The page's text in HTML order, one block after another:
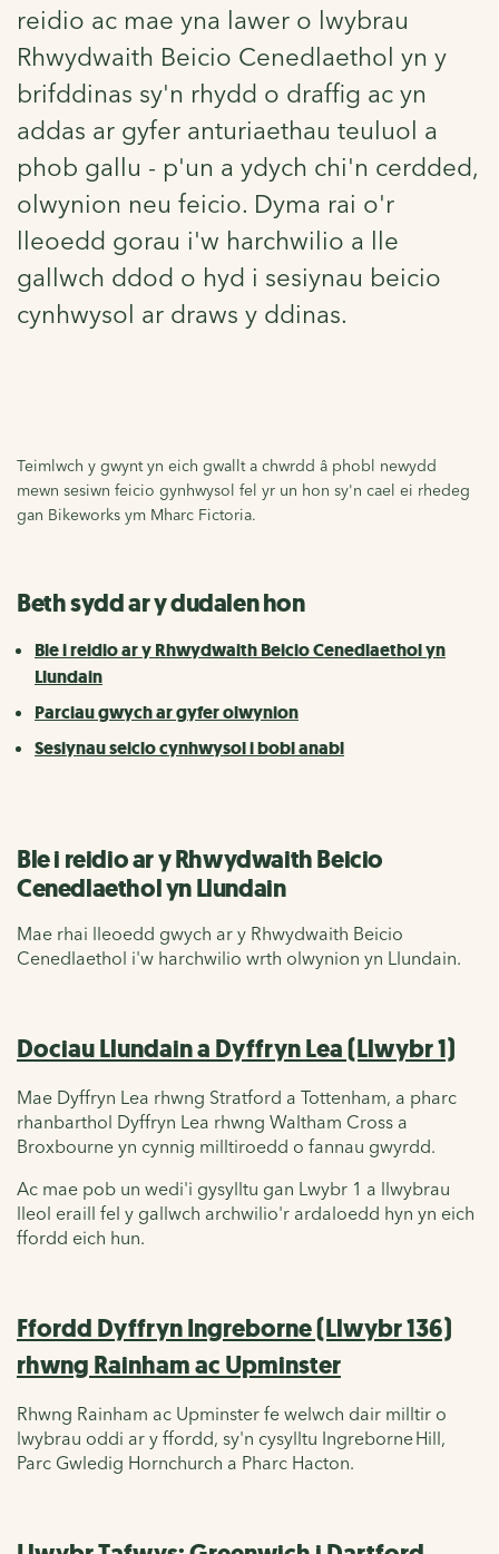
reidio ac mae yna lawer o lwybrau
Rhwydwaith Beicio Cenedlaethol yn y
brifddinas sy'n rhydd o draffig ac yn
addas ar gyfer anturiaethau teuluol a
phob gallu - p'un a ydych chi'n cerdded,
olwynion neu feicio. Dyma rai o'r
lleoedd gorau i'w harchwilio a lle
gallwch ddod o hyd i sesiynau beicio
cynhwysol ar draws y ddinas.
Teimlwch y gwynt yn eich gwallt a chwrdd â phobl newydd
mewn sesiwn feicio gynhwysol fel yr un hon sy'n cael ei rhedeg
gan Bikeworks ym Mharc Fictoria.
Beth sydd ar y dudalen hon
Ble i reidio ar y Rhwydwaith Beicio Cenedlaethol yn
Llundain
Parciau gwych ar gyfer olwynion
Sesiynau seiclo cynhwysol i bobl anabl
Ble i reidio ar y Rhwydwaith Beicio
Cenedlaethol yn Llundain
Mae rhai lleoedd gwych ar y Rhwydwaith Beicio
Cenedlaethol i'w harchwilio wrth olwynion yn Llundain.
Dociau Llundain a Dyffryn Lea (Llwybr 1)
Mae Dyffryn Lea rhwng Stratford a Tottenham, a pharc
rhanbarthol Dyffryn Lea rhwng Waltham Cross a
Broxbourne yn cynnig milltiroedd o fannau gwyrdd.
Ac mae pob un wedi'i gysylltu gan Lwybr 1 a llwybrau
lleol eraill fel y gallwch archwilio'r ardaloedd hyn yn eich
ffordd eich hun.
Ffordd Dyffryn Ingreborne (Llwybr 136)
rhwng Rainham ac Upminster
Rhwng Rainham ac Upminster fe welwch dair milltir o
lwybrau oddi ar y ffordd, sy'n cysylltu IngreborneHill,
Parc Gwledig Hornchurch a Pharc Hacton.